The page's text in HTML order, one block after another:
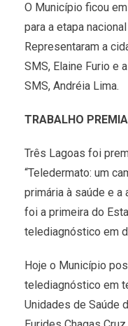
O Município ficou
para a etapa
Representaram a
SMS, Elaine Furio e
SMS, Andréia Lima.
TRABALHO
Três Lagoas foi
“Teledermato: um
primária à saúde e a
foi a primeira do
telediagnóstico em
Hoje o Município
telediagnóstico em
Unidades de Saúde